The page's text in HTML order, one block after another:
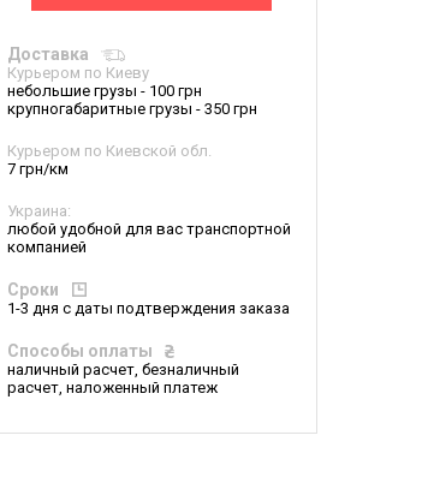
Доставка
Курьером по Киеву
небольшие грузы - 100 грн
крупногабаритные грузы - 350 грн
Курьером по Киевской обл.
7 грн/км
Украина:
любой удобной для вас транспортной
компанией
Сроки
1-3 дня с даты подтверждения заказа
Способы оплаты
наличный расчет, безналичный
расчет, наложенный платеж